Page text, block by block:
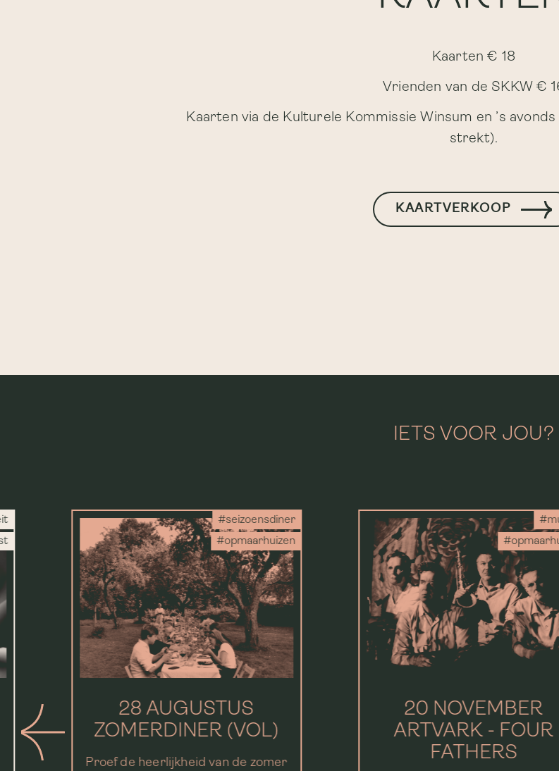
Kaarten € 18
Vrienden van de SKKW €
Kaarten via de Kulturele Kommissie Winsum en ’s
strekt).
KAARTVERKOOP
IETS VOOR JOU?
#seizoensdiner
#opmaarhuizen
28 AUGUSTUS
ZOMERDINER (VOL)
Proef de heerlijkheid van de zomer
20 NOVEMBER
ARTVARK - FOUR
FATHERS